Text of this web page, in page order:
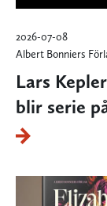
2026-07-08
Albert Bonniers
Lars
blir serie